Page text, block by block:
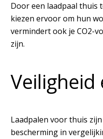
Door een laadpaal thuis
kiezen ervoor om hun
vermindert ook je CO2-
zijn.
Laadpalen voor thuis
bescherming in